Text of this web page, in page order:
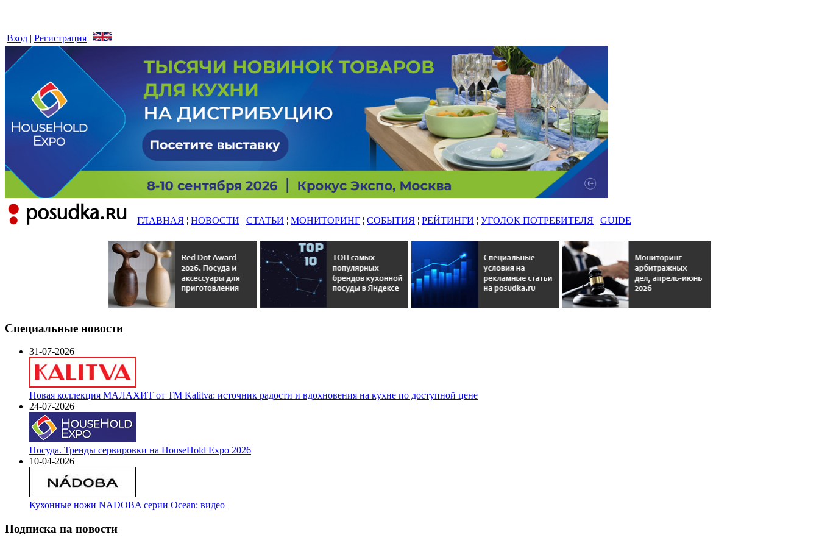
Вход | Регистрация |
ГЛАВНАЯ ¦ НОВОСТИ ¦ СТАТЬИ ¦ МОНИТОРИНГ ¦ СОБЫТИЯ ¦ РЕЙТИНГИ ¦ УГОЛОК ПОТРЕБИТЕЛЯ ¦ GUIDE
Специальные новости
31-07-2026
Новая коллекция МАЛАХИТ от ТМ Kalitva: источник радости и вдохновения на кухне по доступной цене
24-07-2026
Посуда. Тренды сервировки на HouseHold Expo 2026
10-04-2026
Кухонные ножи NADOBA серии Ocean: видео
Подписка на новости